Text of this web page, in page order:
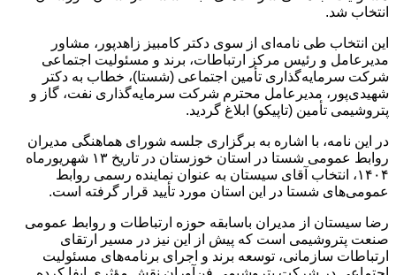
انتخاب شد.
این انتخاب طی نامه‌ای از سوی دکتر کامبیز زاهدپور، مشاور
مدیرعامل و رئیس مرکز ارتباطات، برند و مسئولیت اجتماعی
شرکت سرمایه‌گذاری تأمین اجتماعی (شستا)، خطاب به دکتر
شهیدی‌پور، مدیرعامل محترم شرکت سرمایه‌گذاری نفت، گاز و
پتروشیمی تأمین (تاپیکو) ابلاغ گردید.
در این نامه، با اشاره به برگزاری جلسه شورای هماهنگی مدیران
روابط عمومی شستا در استان خوزستان در تاریخ ۱۳ شهریورماه
۱۴۰۴، انتخاب آقای سیستان به عنوان نماینده رسمی روابط
عمومی‌های شستا در این استان مورد تأیید قرار گرفته است.
رضا سیستان از مدیران باسابقه حوزه ارتباطات و روابط عمومی
صنعت پتروشیمی است که پیش از این نیز در مسیر ارتقای
ارتباطات سازمانی، توسعه برند و اجرای برنامه‌های مسئولیت